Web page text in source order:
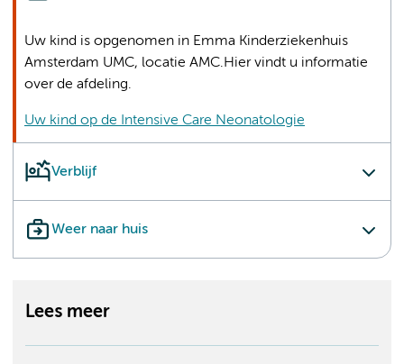
Verblijf
Weer naar huis
Uw kind is opgenomen in Emma Kinderziekenhuis
Amsterdam UMC, locatie AMC.Hier vindt u informatie
over de afdeling.
Uw kind op de Intensive Care Neonatologie
Lees meer